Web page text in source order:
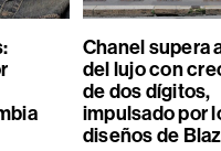
Chanel supera
del lujo con
de dos dígitos,
impulsado por
diseños de